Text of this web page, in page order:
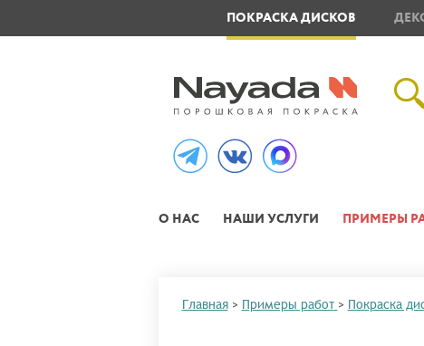
ПОКРАСКА ДИСКОВ
О НАС НАШИ УСЛУГИ ПРИМЕРЫ
Главная > Примеры работ > Покраска